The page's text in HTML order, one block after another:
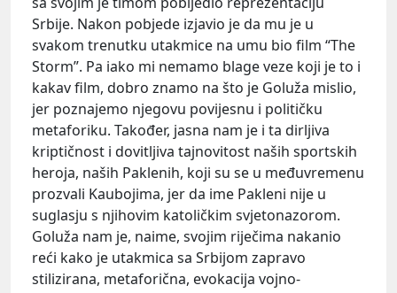
Srbije. Nakon pobjede izjavio je da mu je u
svakom trenutku utakmice na umu bio film “The
Storm”. Pa iako mi nemamo blage veze koji je to i
kakav film, dobro znamo na što je Goluža mislio,
jer poznajemo njegovu povijesnu i političku
metaforiku. Također, jasna nam je i ta dirljiva
kriptičnost i dovitljiva tajnovitost naših sportskih
heroja, naših Paklenih, koji su se u međuvremenu
prozvali Kaubojima, jer da ime Pakleni nije u
suglasju s njihovim katoličkim svjetonazorom.
Goluža nam je, naime, svojim riječima nakanio
reći kako je utakmica sa Srbijom zapravo
stilizirana, metaforična, evokacija vojno-